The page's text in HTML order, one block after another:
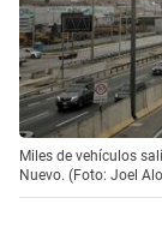
Miles de vehículos
Nuevo. (Foto: Joel